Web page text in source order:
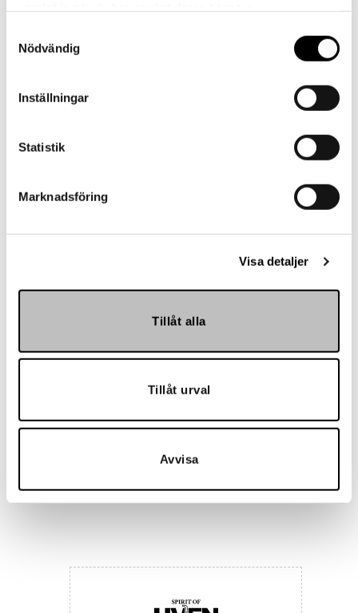
Nödvändig
Inställningar
Statistik
Marknadsföring
Visa detaljer
Tillåt alla
Tillåt urval
Avvisa